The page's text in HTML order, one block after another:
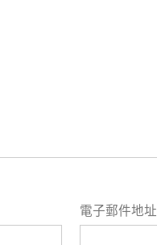
電子郵件地址